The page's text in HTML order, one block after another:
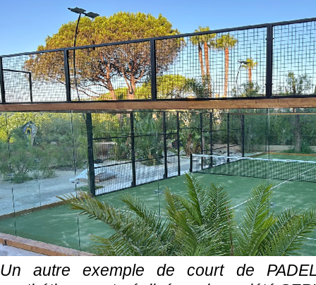
Un autre exemple de court de